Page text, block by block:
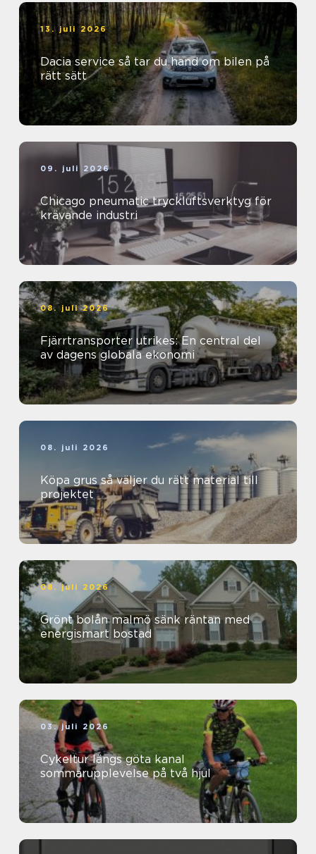
13. juli 2026
Dacia service så tar du hand om bilen på
rätt sätt
09. juli 2026
Chicago pneumatic tryckluftsverktyg för
krävande industri
08. juli 2026
Fjärrtransporter utrikes: En central del
av dagens globala ekonomi
08. juli 2026
Köpa grus så väljer du rätt material till
projektet
08. juli 2026
Grönt bolån malmö sänk räntan med
energismart bostad
03. juli 2026
Cykeltur längs göta kanal
sommarupplevelse på två hjul